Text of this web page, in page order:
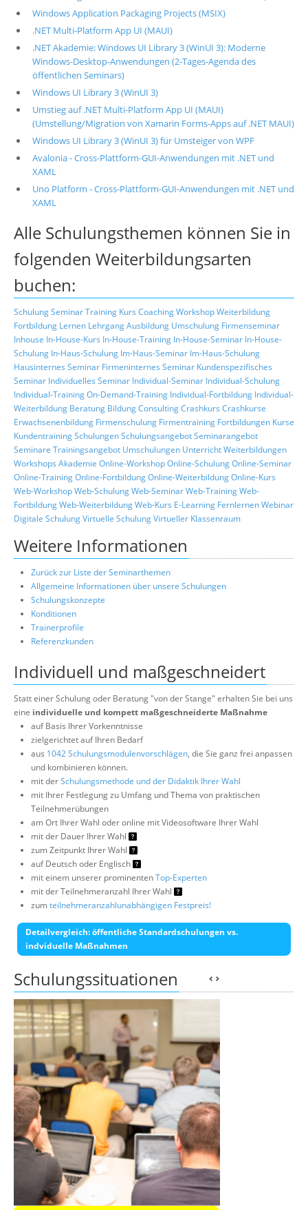
Windows Application Packaging Projects (MSIX)
.NET Multi-Platform App UI (MAUI)
.NET Akademie: Windows UI Library 3 (WinUI 3): Moderne
Windows-Desktop-Anwendungen (2-Tages-Agenda des
öffentlichen Seminars)
Windows UI Library 3 (WinUI 3)
Umstieg auf .NET Multi-Platform App UI (MAUI)
(Umstellung/Migration von Xamarin Forms-Apps auf .NET MAUI)
Windows UI Library 3 (WinUI 3) für Umsteiger von WPF
Avalonia - Cross-Plattform-GUI-Anwendungen mit .NET und
XAML
Uno Platform - Cross-Plattform-GUI-Anwendungen mit .NET und
XAML
Alle Schulungsthemen können Sie in
folgenden Weiterbildungsarten
buchen:
SchulungSeminarTraining Kurs CoachingWorkshopWeiterbildung
Fortbildung Lernen LehrgangAusbildung Umschulung Firmenseminar
Inhouse In-House-Kurs In-House-Training In-House-Seminar In-House-
Schulung In-Haus-Schulung Im-Haus-Seminar Im-Haus-Schulung
Hausinternes Seminar Firmeninternes Seminar Kundenspezifisches
Seminar Individuelles Seminar Individual-Seminar Individual-Schulung
Individual-TrainingOn-Demand-Training Individual-Fortbildung Individual-
Weiterbildung Beratung BildungConsultingCrashkurs Crashkurse
Erwachsenenbildung Firmenschulung Firmentraining Fortbildungen Kurse
KundentrainingSchulungenSchulungsangebotSeminarangebot
Seminare Trainingsangebot Umschulungen UnterrichtWeiterbildungen
Workshops Akademie Online-WorkshopOnline-SchulungOnline-Seminar
Online-TrainingOnline-FortbildungOnline-WeiterbildungOnline-Kurs
Web-WorkshopWeb-SchulungWeb-SeminarWeb-TrainingWeb-
FortbildungWeb-WeiterbildungWeb-Kurs E-Learning FernlernenWebinar
Digitale SchulungVirtuelle SchulungVirtueller Klassenraum
Weitere Informationen
Zurück zur Liste der Seminarthemen
Allgemeine Informationen über unsere Schulungen
Schulungskonzepte
Konditionen
Trainerprofile
Referenzkunden
Individuell und maßgeschneidert
Statt einer Schulung oder Beratung "von der Stange" erhalten Sie bei uns
eine individuelle und kompett maßgeschneiderte Maßnahme
auf Basis Ihrer Vorkenntnisse
zielgerichtet auf Ihren Bedarf
aus 1042 Schulungsmodulenvorschlägen, die Sie ganz frei anpassen
und kombinieren können.
mit derSchulungsmethode und der Didaktik Ihrer Wahl
mit Ihrer Festlegung zu Umfang und Thema von praktischen
Teilnehmerübungen
am Ort Ihrer Wahl oder online mit Videosoftware Ihrer Wahl
mit der Dauer Ihrer Wahl
zum Zeitpunkt Ihrer Wahl
auf Deutsch oder Englisch
mit einem unserer prominentenTop-Experten
mit der Teilnehmeranzahl Ihrer Wahl
zumteilnehmeranzahlunabhängigen Festpreis!
Detailvergleich: öffentliche Standardschulungen vs.
indviduelle Maßnahmen
Schulungssituationen